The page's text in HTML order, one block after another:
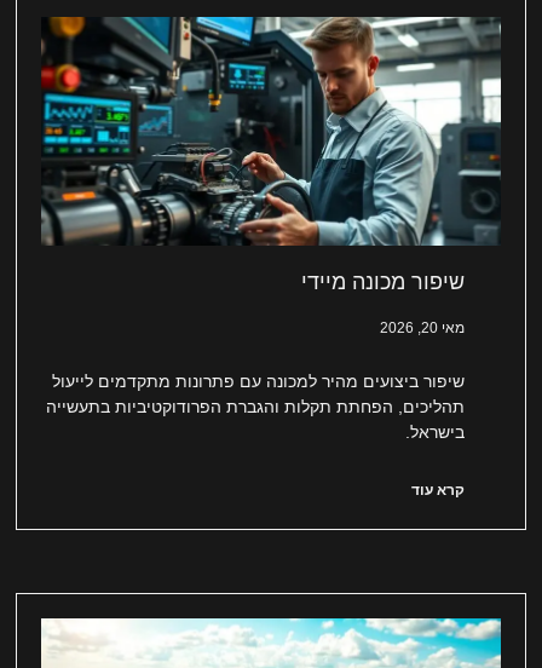
שיפור מכונה מיידי
מאי 20, 2026
שיפור ביצועים מהיר למכונה עם פתרונות מתקדמים לייעול
תהליכים, הפחתת תקלות והגברת הפרודוקטיביות בתעשייה
בישראל.
קרא עוד